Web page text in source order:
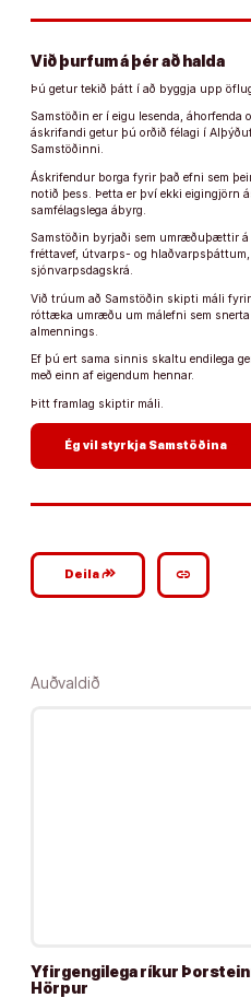
Við þurfum á þér að halda
Þú getur tekið þátt í að byggja upp
Samstöðin er í eigu lesenda, áhorfenda
áskrifandi getur þú orðið félagi í
Samstöðinni.
Áskrifendur borga fyrir það efni sem
notið þess. Þetta er því ekki eigingjörn
samfélagslega ábyrg.
Samstöðin byrjaði sem umræðuþættir á
fréttavef, útvarps- og
sjónvarpsdagskrá.
Við trúum að Samstöðin skipti máli
róttæka umræðu um málefni sem
almennings.
Ef þú ert sama sinnis skaltu endilega
með einn af eigendum hennar.
Þitt framlag skiptir máli.
Ég vil styrkja Samstöðina
Deilagoogle_plus_reshare link
Auðvaldið
Yfirgengilega ríkur
Hörpur